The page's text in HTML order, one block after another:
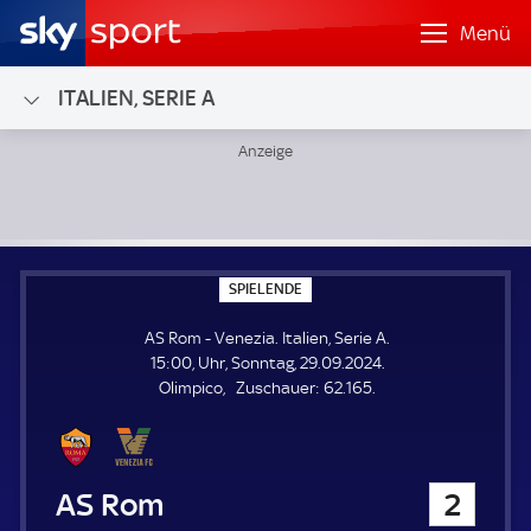
Menü
ITALIEN, SERIE A
SPIELENDE
P
E
L
E
N
AS Rom - Venezia. Italien, Serie A.
15:00, Uhr, Sonntag, 29.09.2024.
Olimpico
Zuschauer: Z
62.165.
AS Rom 2